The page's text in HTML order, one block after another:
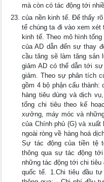
mà còn có tác động tới
của nền kinh tế. Để thấy
tế chúng ta đi vào xem xét
kinh tế. Theo mô hình
của AD dẫn đến sự thay
cầu tăng sẽ làm tăng
giảm AD có thể dẫn tới
giảm. Theo sự phân tích
gồm 4 bộ phận cấu thành:
hàng tiêu dùng và dịch
tổng chi tiêu theo kế
xưởng, máy móc và
của Chính phủ (G) và
ngoài ròng về hàng hoá
Sự tác động của tiền tệ
thông qua sự tác động
những tác động tới chi tiêu
quốc tế. 1.Chi tiêu đầu